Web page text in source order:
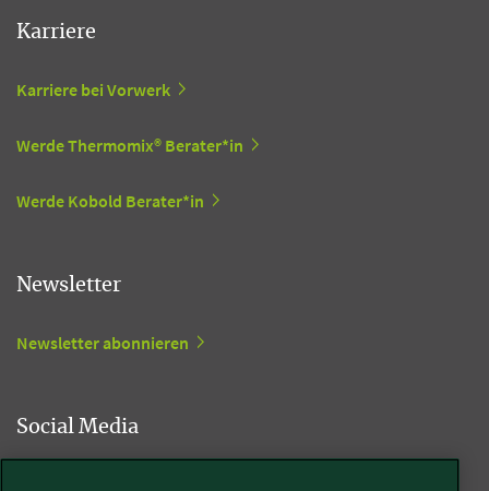
Karriere
Karriere bei Vorwerk
Werde Thermomix® Berater*in
Werde Kobold Berater*in
Newsletter
Newsletter abonnieren
Social Media